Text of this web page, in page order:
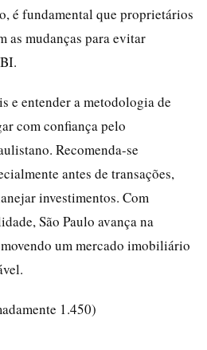
é fundamental que proprietários
as mudanças para evitar
e entender a metodologia de
com confiança pelo
Recomenda-se
antes de transações,
investimentos. Com
São Paulo avança na
um mercado imobiliário
1.450)